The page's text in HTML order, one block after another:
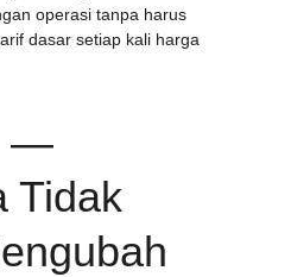
operasi tanpa harus
dasar setiap kali harga
—
Tidak